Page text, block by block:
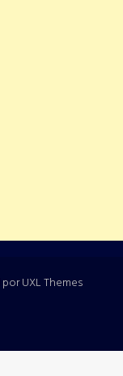
por UXL Themes